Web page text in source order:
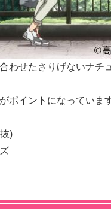
わせたさりげないナチ
がポイントになっていま
)